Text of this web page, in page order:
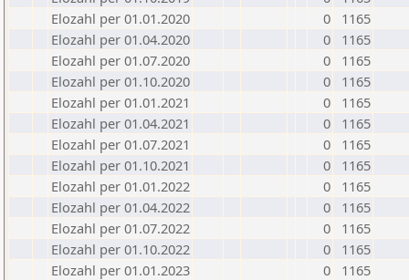
Elozahl per 01.01.2020
0
1165
Elozahl per 01.04.2020
0
1165
Elozahl per 01.07.2020
0
1165
Elozahl per 01.10.2020
0
1165
Elozahl per 01.01.2021
0
1165
Elozahl per 01.04.2021
0
1165
Elozahl per 01.07.2021
0
1165
Elozahl per 01.10.2021
0
1165
Elozahl per 01.01.2022
0
1165
Elozahl per 01.04.2022
0
1165
Elozahl per 01.07.2022
0
1165
Elozahl per 01.10.2022
0
1165
Elozahl per 01.01.2023
0
1165